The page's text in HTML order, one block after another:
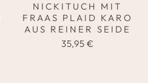
NICKITUCH MIT
FRAAS PLAID KARO
AUS REINER SEIDE
35,95 €